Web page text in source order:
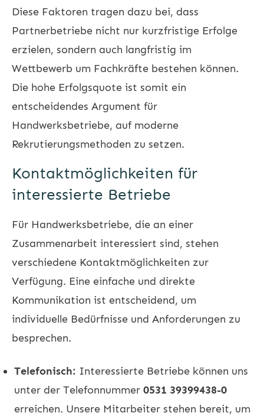
Diese Faktoren tragen dazu bei, dass
Partnerbetriebe nicht nur kurzfristige Erfolge
erzielen, sondern auch langfristig im
Wettbewerb um Fachkräfte bestehen können.
Die hohe Erfolgsquote ist somit ein
entscheidendes Argument für
Handwerksbetriebe, auf moderne
Rekrutierungsmethoden zu setzen.
Kontaktmöglichkeiten für
interessierte Betriebe
Für Handwerksbetriebe, die an einer
Zusammenarbeit interessiert sind, stehen
verschiedene Kontaktmöglichkeiten zur
Verfügung. Eine einfache und direkte
Kommunikation ist entscheidend, um
individuelle Bedürfnisse und Anforderungen zu
besprechen.
Telefonisch: Interessierte Betriebe können uns
unter der Telefonnummer 0531 39399438-0
erreichen. Unsere Mitarbeiter stehen bereit, um